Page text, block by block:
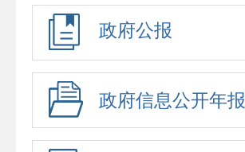
处罚强制
重大项目
政府采购
重大民生信息
政府公报
政府信息公开年报